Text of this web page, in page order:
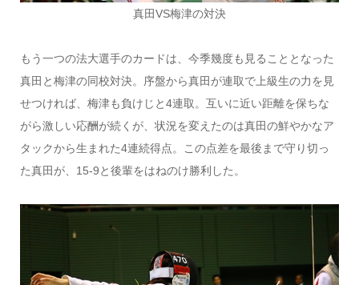
真田VS梅津の対決
もう一つの法大選手のカードは、今季幾度も見ることとなった
真田と梅津の同校対決。序盤から真田が連取で上級生の力を見
せつければ、梅津も負けじと4連取。互いに近い距離を保ちな
がら激しい応酬が続くが、状況を変えたのは真田の鮮やかなア
タックから生まれた4連続得点。この点差を最後まで守り切っ
た真田が、15-9と後輩をはねのけ勝利した。